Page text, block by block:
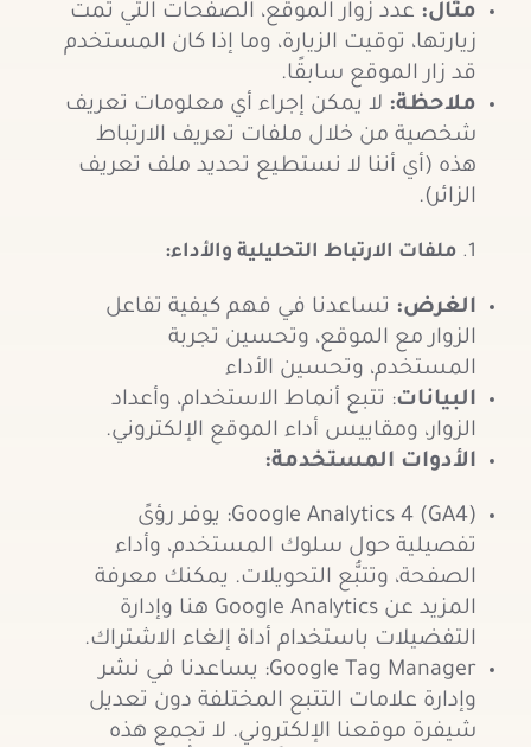
مثال: عدد زوار الموقع، الصفحات التي تمت
زيارتها، توقيت الزيارة، وما إذا كان المستخدم
قد زار الموقع سابقًا.
ملاحظة: لا يمكن إجراء أي معلومات تعريف
شخصية من خلال ملفات تعريف الارتباط
هذه (أي أننا لا نستطيع تحديد ملف تعريف
الزائر).
ملفات الارتباط التحليلية والأداء:
الغرض: تساعدنا في فهم كيفية تفاعل
الزوار مع الموقع، وتحسين تجربة
المستخدم، وتحسين الأداء
البيانات: تتبع أنماط الاستخدام، وأعداد
الزوار، ومقاييس أداء الموقع الإلكتروني.
الأدوات المستخدمة:
Google Analytics 4 (GA4): يوفر رؤىً
تفصيلية حول سلوك المستخدم، وأداء
الصفحة، وتتبُّع التحويلات. يمكنك معرفة
المزيد عن Google Analytics
هنا وإدارة
التفضيلات باستخدام أداة إلغاء الاشتراك.
Google Tag Manager: يساعدنا في نشر
وإدارة علامات التتبع المختلفة دون تعديل
شيفرة موقعنا الإلكتروني. لا تجمع هذه